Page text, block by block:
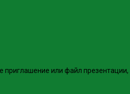
приглашение или файл презентации,